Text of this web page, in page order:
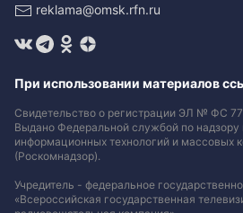
reklama@omsk.rfn.ru
При использовании материалов
Свидетельство о регистрации ЭЛ № ФС
Выдано Федеральной службой по надзору
информационных технологий и массовых
(Роскомнадзор).
Учредитель - федеральное
«Всероссийская государственная